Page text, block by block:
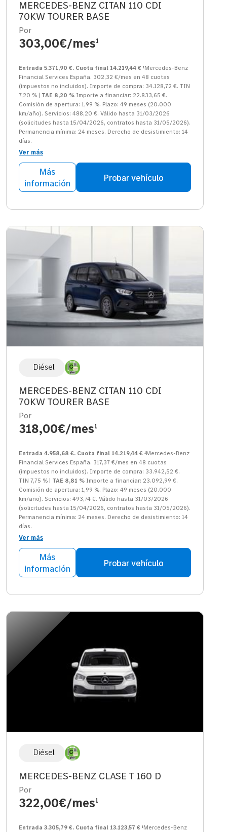
MERCEDES-BENZ CITAN 110 CDI
70KW TOURER BASE
Por
303,00€/mes1
Entrada 5.371,90 €. Cuota final 14.219,44 € ¹Mercedes-Benz
Financial Services España. 302,32 €/mes en 48 cuotas
(impuestos no incluidos). Importe de compra: 34.128,72 €. TIN
7,20 % | TAE 8,20 % Importe a financiar: 22.833,65 €.
Comisión de apertura: 1,99 %. Plazo: 49 meses (20.000
km/año). Servicios: 488,20 €. Válido hasta 31/03/2026
(solicitudes hasta 15/04/2026, contratos hasta 31/05/2026).
Permanencia mínima: 24 meses. Derecho de desistimiento: 14
días.
Ver más
Más
información
Probar vehículo
Diésel
MERCEDES-BENZ CITAN 110 CDI
70KW TOURER BASE
Por
318,00€/mes1
Entrada 4.958,68 €. Cuota final 14.219,44 € ¹Mercedes-Benz
Financial Services España. 317,37 €/mes en 48 cuotas
(impuestos no incluidos). Importe de compra: 33.942,52 €.
TIN 7,75 % | TAE 8,81 % Importe a financiar: 23.092,99 €.
Comisión de apertura: 1,99 %. Plazo: 49 meses (20.000
km/año). Servicios: 493,74 €. Válido hasta 31/03/2026
(solicitudes hasta 15/04/2026, contratos hasta 31/05/2026).
Permanencia mínima: 24 meses. Derecho de desistimiento: 14
días.
Ver más
Más
información
Probar vehículo
Diésel
MERCEDES-BENZ CLASE T 160 D
Por
322,00€/mes1
Entrada 3.305,79 €. Cuota final 13.123,57 € ¹Mercedes-Benz